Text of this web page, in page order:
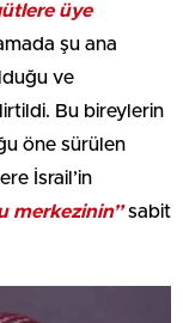
üye
şu ana
ve
Bu bireylerin
öne sürülen
İsrail’in
merkezinin”sabit